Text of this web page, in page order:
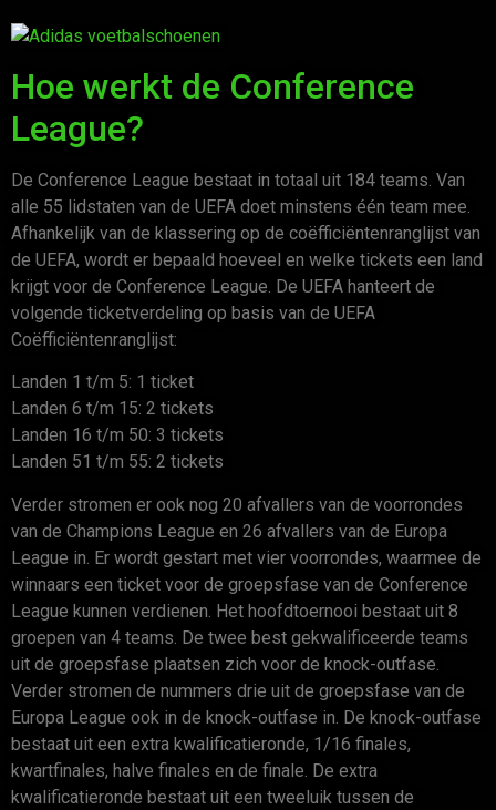
Hoe werkt de Conference
League?
De Conference League bestaat in totaal uit 184 teams. Van
alle 55 lidstaten van de UEFA doet minstens één team mee.
Afhankelijk van de klassering op de coëfficiëntenranglijst van
de UEFA, wordt er bepaald hoeveel en welke tickets een land
krijgt voor de Conference League. De UEFA hanteert de
volgende ticketverdeling op basis van de UEFA
Coëfficiëntenranglijst:
Landen 1 t/m 5: 1 ticket
Landen 6 t/m 15: 2 tickets
Landen 16 t/m 50: 3 tickets
Landen 51 t/m 55: 2 tickets
Verder stromen er ook nog 20 afvallers van de voorrondes
van de Champions League en 26 afvallers van de Europa
League in. Er wordt gestart met vier voorrondes, waarmee de
winnaars een ticket voor de groepsfase van de Conference
League kunnen verdienen. Het hoofdtoernooi bestaat uit 8
groepen van 4 teams. De twee best gekwalificeerde teams
uit de groepsfase plaatsen zich voor de knock-outfase.
Verder stromen de nummers drie uit de groepsfase van de
Europa League ook in de knock-outfase in. De knock-outfase
bestaat uit een extra kwalificatieronde, 1/16 finales,
kwartfinales, halve finales en de finale. De extra
kwalificatieronde bestaat uit een tweeluik tussen de